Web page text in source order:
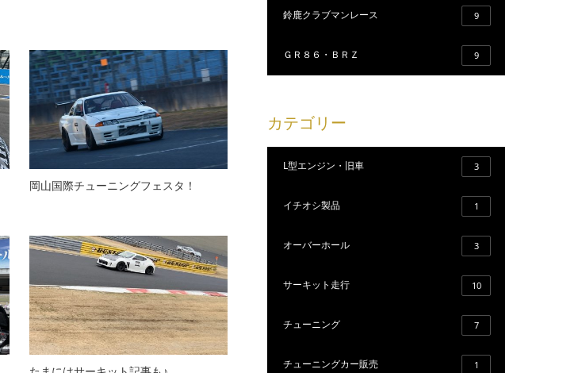
岡山国際チューニングフェスタ！
鈴鹿クラブマンレース 9
ＧＲ８６・ＢＲＺ 9
カテゴリー
L型エンジン・旧車 3
イチオシ製品 1
オーバーホール 3
サーキット走行 10
チューニング 7
チューニングカー販売 1